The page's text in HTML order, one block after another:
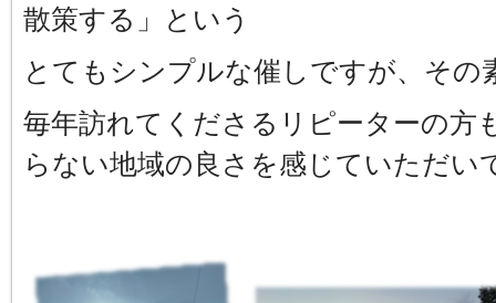
散策する」という
とてもシンプルな催しですが、その
毎年訪れてくださるリピーターの方
らない地域の良さを感じていただい